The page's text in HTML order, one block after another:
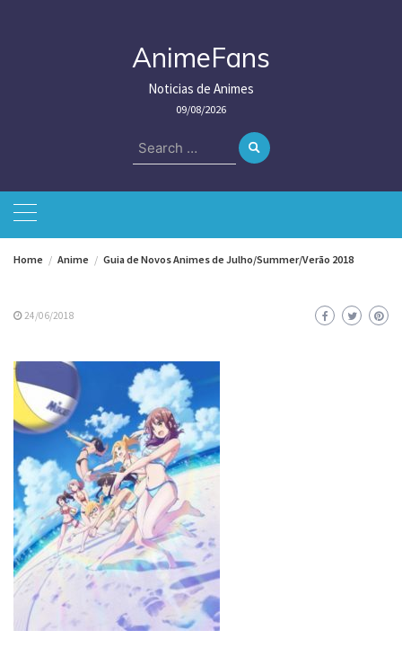
AnimeFans
Noticias de Animes
09/08/2026
Search
for:
Home Anime Guia de Novos Animes de Julho/Summer/Verão 2018
24/06/2018